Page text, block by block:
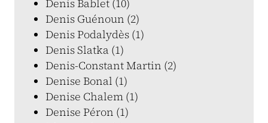
Denis Bablet (10)
Denis Guénoun (2)
Denis Podalydès (1)
Denis Slatka (1)
Denis-Constant Martin (2)
Denise Bonal (1)
Denise Chalem (1)
Denise Péron (1)